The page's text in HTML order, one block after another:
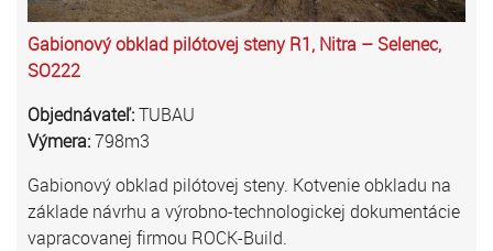
Gabionový obklad pilótovej steny R1, Nitra – Selenec,
SO222
Objednávateľ:TUBAU
Výmera:798m3
Gabionový obklad pilótovej steny. Kotvenie obkladu na
základe návrhu a výrobno-technologickej dokumentácie
vapracovanej firmou ROCK-Build.